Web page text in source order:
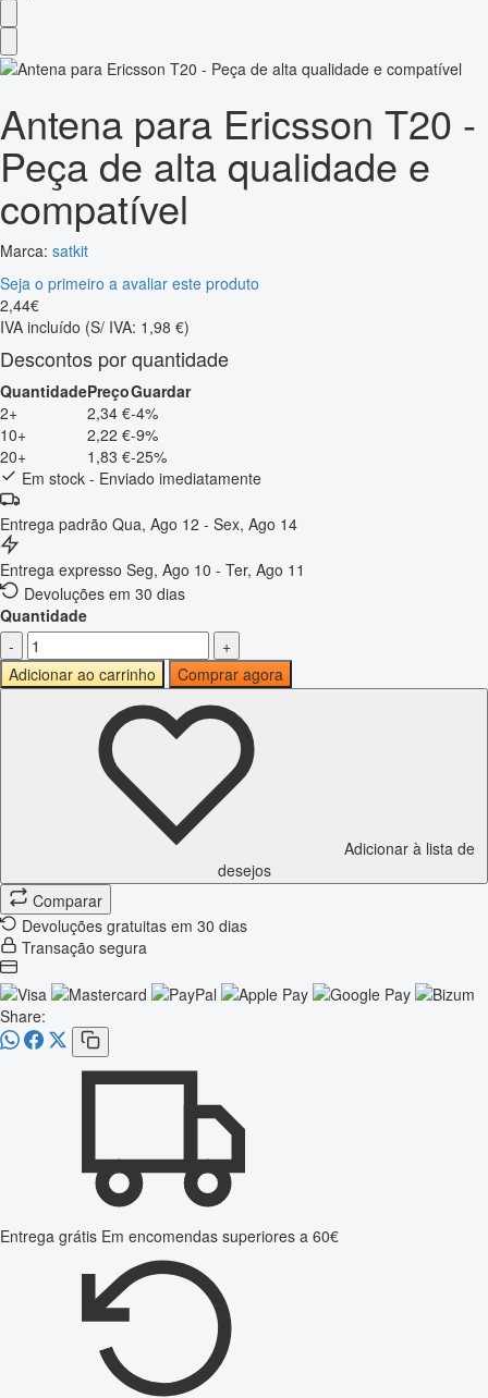
Antena para Ericsson T20 -
Peça de alta qualidade e
compatível
Marca: satkit
Seja o primeiro a avaliar este produto
2,44€
IVA incluído (S/ IVA: 1,98 €)
Descontos por quantidade
QuantidadePreçoGuardar
2+
2,34 €-4%
10+
2,22 €-9%
20+
1,83 €-25%
Em stock - Enviado imediatamente
Entrega padrão Qua, Ago 12 - Sex, Ago 14
Entrega expresso Seg, Ago 10 - Ter, Ago 11
Devoluções em 30 dias
Quantidade
-
+
Adicionar ao carrinho
Comprar agora
Adicionar à lista de
desejos
Comparar
Devoluções gratuitas em 30 dias
Transação segura
Share:
Entrega grátis Em encomendas superiores a 60€